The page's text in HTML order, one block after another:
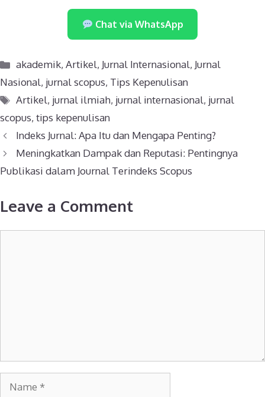
Chat via WhatsApp
Categories
akademik,Artikel, Jurnal Internasional, Jurnal
Nasional, jurnal scopus, Tips Kepenulisan
Tags
Artikel, jurnal ilmiah, jurnal internasional, jurnal
scopus, tips kepenulisan
Post
navigation
Indeks Jurnal: Apa Itu dan Mengapa Penting?
Meningkatkan Dampak dan Reputasi: Pentingnya
Publikasi dalam Journal Terindeks Scopus
Leave a Comment
Name